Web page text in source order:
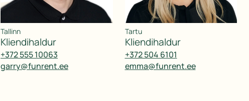
Tallinn
kliendihaldur
+372 555 10063
garry@funrent.ee
Tartu
kliendihaldur
+372 504 6101
emma@funrent.ee